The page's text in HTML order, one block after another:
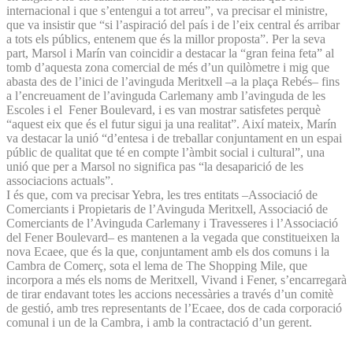
internacional i que s’entengui a tot arreu”, va precisar el ministre,
que va insistir que “si l’aspiració del país i de l’eix central és arribar
a tots els públics, entenem que és la millor proposta”. Per la seva
part, Marsol i Marín van coincidir a destacar la “gran feina feta” al
tomb d’aquesta zona comercial de més d’un quilòmetre i mig que
abasta des de l’inici de l’avinguda Meritxell –a la plaça Rebés– fins
a l’encreuament de l’avinguda Carlemany amb l’avinguda de les
Escoles i el Fener Boulevard, i es van mostrar satisfetes perquè
“aquest eix que és el futur sigui ja una realitat”. Així mateix, Marín
va destacar la unió “d’entesa i de treballar conjuntament en un espai
públic de qualitat que té en compte l’àmbit social i cultural”, una
unió que per a Marsol no significa pas “la desaparició de les
associacions actuals”.
I és que, com va precisar Yebra, les tres entitats –Associació de
Comerciants i Propietaris de l’Avinguda Meritxell, Associació de
Comerciants de l’Avinguda Carlemany i Travesseres i l’Associació
del Fener Boulevard– es mantenen a la vegada que constitueixen la
nova Ecaee, que és la que, conjuntament amb els dos comuns i la
Cambra de Comerç, sota el lema de The Shopping Mile, que
incorpora a més els noms de Meritxell, Vivand i Fener, s’encarregarà
de tirar endavant totes les accions necessàries a través d’un comitè
de gestió, amb tres representants de l’Ecaee, dos de cada corporació
comunal i un de la Cambra, i amb la contractació d’un gerent.